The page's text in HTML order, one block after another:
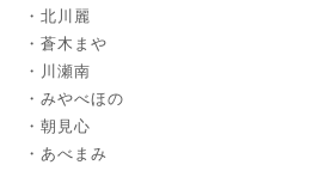
北川麗
蒼木まや
川瀬南
みやべほの
朝見心
あべまみ